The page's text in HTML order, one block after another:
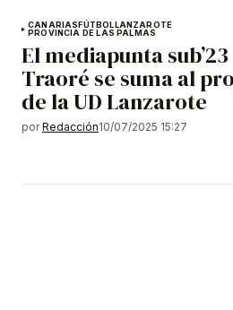
CANARIASFÚTBOLLANZAROTE
PROVINCIA DE LAS PALMAS
El mediapunta sub’23
Traoré se suma al
de la UD Lanzarote
por Redacción10/07/2025 15:27